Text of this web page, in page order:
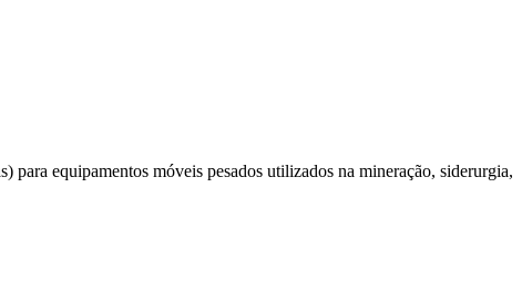
equipamentos móveis pesados utilizados na mineração, siderurgia,